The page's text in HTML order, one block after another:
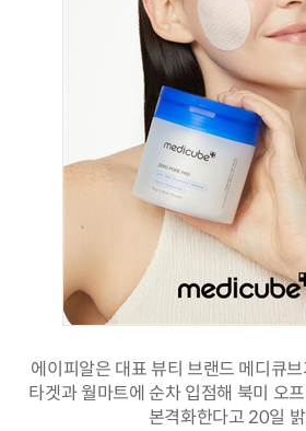
에이피알은 대표 뷰티 브랜드 메디큐
타겟과 월마트에 순차 입점해 북미 오
본격화한다고 20일